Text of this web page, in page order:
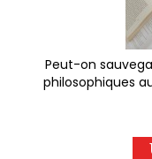
Peut-on
philosophiques